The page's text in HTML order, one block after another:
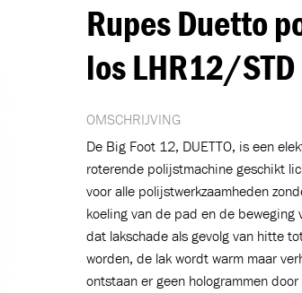
Rupes Duetto
los LHR12/STD
OMSCHRIJVING
De Big Foot 12, DUETTO, is een
roterende polijstmachine geschikt
voor alle polijstwerkzaamheden
koeling van de pad en de beweging
dat lakschade als gevolg van hitte
worden, de lak wordt warm maar
ontstaan er geen hologrammen